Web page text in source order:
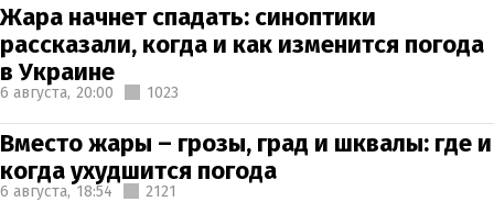
Жара начнет спадать: синоптики
рассказали, когда и как изменится погода
в Украине
6 августа, 20:00 1023
Вместо жары – грозы, град и шквалы: где и
когда ухудшится погода
6 августа, 18:54 2121